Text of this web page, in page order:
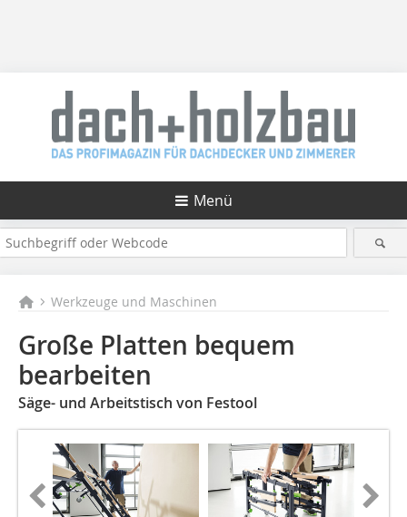
Menü
Werkzeuge und Maschinen
Große Platten bequem
bearbeiten
Säge- und Arbeitstisch von Festool